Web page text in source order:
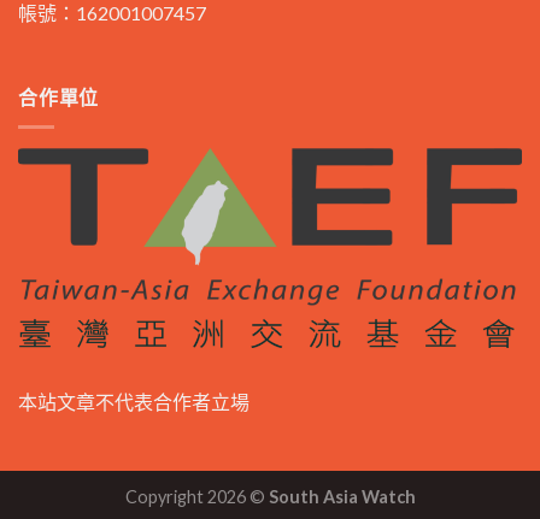
帳號：162001007457
合作單位
本站文章不代表合作者立場
Copyright 2026 © South Asia Watch